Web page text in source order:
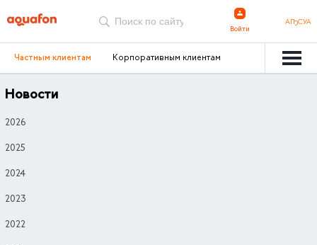
Войти
АҦСУА
Частным клиентам Корпоративным клиентам
Новости
2026
2025
2024
2023
2022